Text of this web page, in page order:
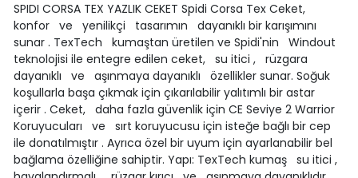
SPIDI CORSA TEX YAZLIK CEKET Spidi Corsa Tex Ceket,
konfor ve yenilikçi tasarımın dayanıklı bir karışımını
sunar . TexTech kumaştan üretilen ve Spidi'nin Windout
teknolojisi ile entegre edilen ceket, su itici , rüzgara
dayanıklı ve aşınmaya dayanıklı özellikler sunar. Soğuk
koşullarla başa çıkmak için çıkarılabilir yalıtımlı bir astar
içerir . Ceket, daha fazla güvenlik için CE Seviye 2 Warrior
Koruyucuları ve sırt koruyucusu için isteğe bağlı bir cep
ile donatılmıştır . Ayrıca özel bir uyum için ayarlanabilir bel
bağlama özelliğine sahiptir. Yapı: TexTech kumaş su itici ,